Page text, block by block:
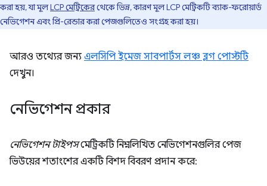
করা হয়, যা মূলLCP মেট্রিকেরথেকে ভিন্ন, কারণ মূল LCP মেট্রিকটি ব্যাক-ফরোয়ার্ড
নেভিগেশন এবং প্রি-রেন্ডার করা পেজগুলিতেও সংগ্রহ করা হয়।
আরও তথ্যের জন্য এলসিপি ইমেজ সাবপার্টস লঞ্চ ব্লগ পোস্টটি
দেখুন।
নেভিগেশন প্রকার
নেভিগেশন টাইপসমেট্রিকটি নিম্নলিখিত নেভিগেশনগুলির পেজ
ভিউয়ের শতাংশের একটি বিশদ বিবরণ প্রদান করে: